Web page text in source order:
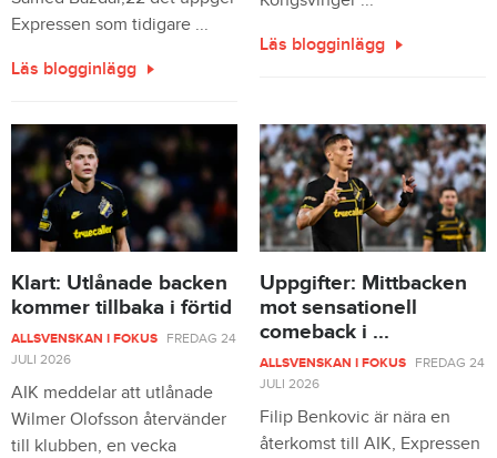
Expressen som tidigare ...
Läs blogginlägg
Läs blogginlägg
Klart: Utlånade backen
kommer tillbaka i förtid
ALLSVENSKAN I FOKUS
FREDAG 24
JULI 2026
AIK meddelar att utlånade
Wilmer Olofsson återvänder
till klubben, en vecka
Uppgifter: Mittbacken
mot sensationell
comeback i ...
ALLSVENSKAN I FOKUS
FREDAG 24
JULI 2026
Filip Benkovic är nära en
återkomst till AIK, Expressen